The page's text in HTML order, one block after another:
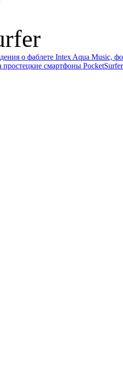
о фаблете Intex Aqua Music,
простецкие смартфоны